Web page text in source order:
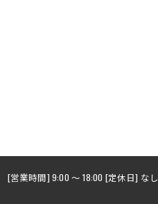
[営業時間] 9:00 〜 18:00 [定休日] なし